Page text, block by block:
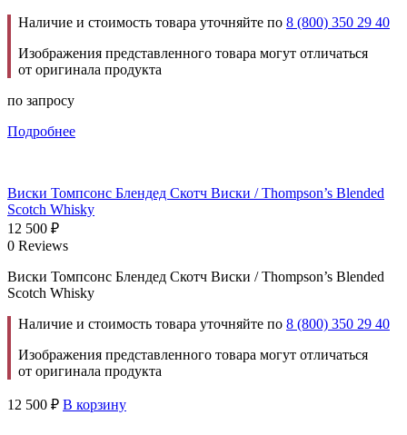
Наличие и стоимость товара уточняйте по 8 (800) 350 29 40
Изображения представленного товара могут отличаться
от оригинала продукта
по запросу
Подробнее
Виски Томпсонс Блендед Скотч Виски / Thompson’s Blended
Scotch Whisky
12 500 ₽
0 Reviews
Виски Томпсонс Блендед Скотч Виски / Thompson’s Blended
Scotch Whisky
Наличие и стоимость товара уточняйте по 8 (800) 350 29 40
Изображения представленного товара могут отличаться
от оригинала продукта
12 500 ₽ В корзину